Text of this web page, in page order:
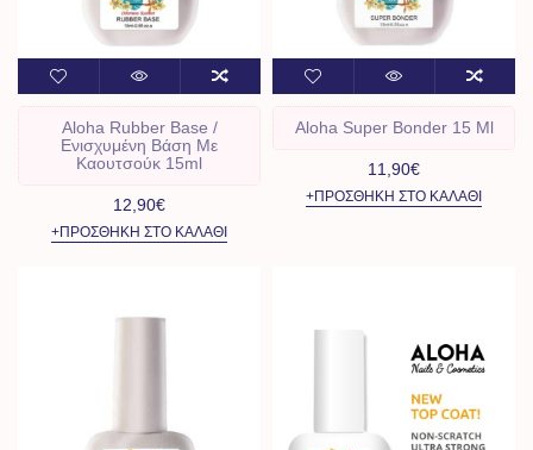
Aloha Rubber Base /
Ενισχυμένη Βάση Με
Καουτσούκ 15ml
12,90€
+ΠΡΟΣΘΉΚΗ ΣΤΟ ΚΑΛΆΘΙ
Aloha Super Bonder 15 Ml
11,90€
+ΠΡΟΣΘΉΚΗ ΣΤΟ ΚΑΛΆΘΙ